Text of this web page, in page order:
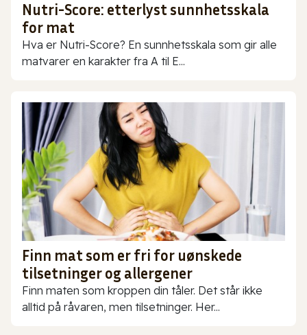
Nutri-Score: etterlyst sunnhetsskala
for mat
Hva er Nutri-Score? En sunnhetsskala som gir alle
matvarer en karakter fra A til E...
Finn mat som er fri for uønskede
tilsetninger og allergener
Finn maten som kroppen din tåler. Det står ikke
alltid på råvaren, men tilsetninger. Her...